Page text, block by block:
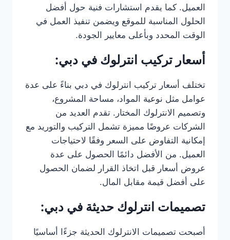
العميل. كما يقدم استشارات فنية حول أفضل
الحلول المناسبة للموقع ويضمن تنفيذ العمل في
الوقت المحدد وبأعلى معايير الجودة.
أسعار تركيب انترلوك في دبي:
تختلف أسعار تركيب انترلوك في دبي بناءً على عدة
عوامل مثل نوعية المواد، مساحة المشروع،
وتصميم الانترلوك المختار. تقدم العديد من
الشركات عروضًا مميزة تشمل التركيب والتوريد مع
إمكانية التفاوض على السعر وفقًا لاحتياجات
العميل. من الأفضل دائمًا الحصول على عدة
عروض أسعار قبل اتخاذ القرار لضمان الحصول
على أفضل قيمة مقابل المال.
تصميمات انترلوك حديثة في دبي:
أصبحت تصميمات الانترلوك الحديثة جزءًا أساسيًا